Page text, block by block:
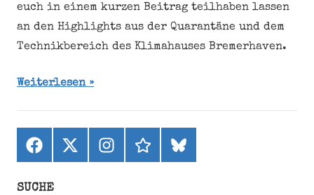
euch in einem kurzen Beitrag teilhaben lassen
an den Highlights aus der Quarantäne und dem
Technikbereich des Klimahauses Bremerhaven.
Weiterlesen
Facebook
X
(ehemals
Instagramthreadsbluesky
SUCHE